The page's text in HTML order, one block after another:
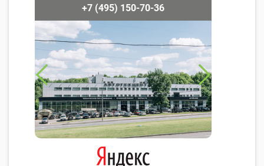
+7 (495) 150-70-36